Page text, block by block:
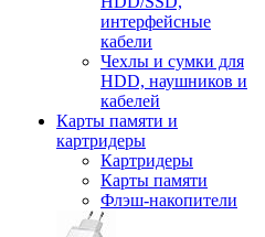
интерфейсные
кабели
Чехлы и сумки для
HDD, наушников и
кабелей
Карты памяти и
картридеры
Картридеры
Карты памяти
Флэш-накопители